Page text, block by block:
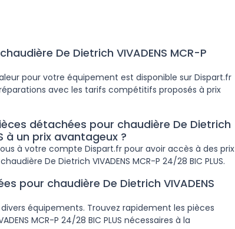
De Dietrich VIVADENS MCR-P
pour votre équipement est disponible sur Dispart.fr
avec les tarifs compétitifs proposés à prix
détachées pour chaudière De Dietrich
à un prix avantageux ?
à votre compte Dispart.fr pour avoir accès à des prix
De Dietrich VIVADENS MCR-P 24/28 BIC PLUS.
pour chaudière De Dietrich VIVADENS
équipements. Trouvez rapidement les pièces
MCR-P 24/28 BIC PLUS nécessaires à la